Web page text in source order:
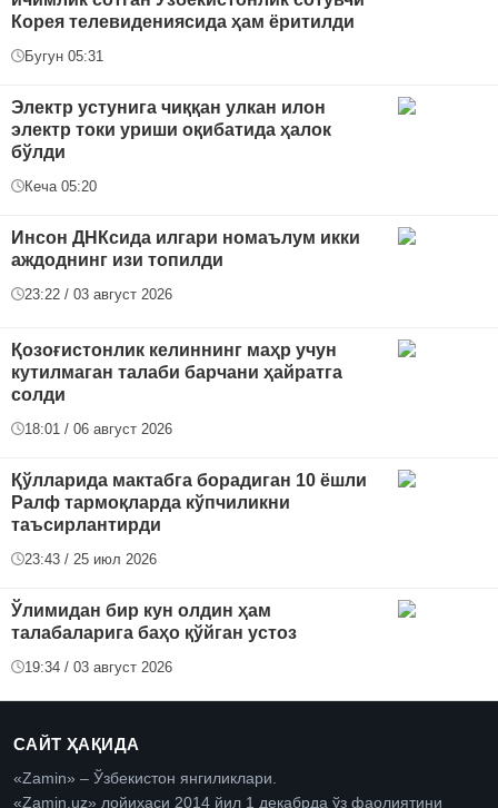
Корея телевидениясида ҳам ёритилди
Бугун 05:31
Электр устунига чиққан улкан илон
электр токи уриши оқибатида ҳалок
бўлди
Кеча 05:20
Инсон ДНКсида илгари номаълум икки
аждоднинг изи топилди
23:22 / 03 август 2026
Қозоғистонлик келиннинг маҳр учун
кутилмаган талаби барчани ҳайратга
солди
18:01 / 06 август 2026
Қўлларида мактабга борадиган 10 ёшли
Ралф тармоқларда кўпчиликни
таъсирлантирди
23:43 / 25 июл 2026
Ўлимидан бир кун олдин ҳам
талабаларига баҳо қўйган устоз
19:34 / 03 август 2026
САЙТ ҲАҚИДА
«Zamin» – Ўзбекистон янгиликлари.
«Zamin.uz» лойиҳаси 2014 йил 1 декабрда ўз фаолиятини